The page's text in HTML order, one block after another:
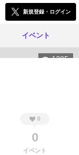
新規登録・ログイン
イベント
1285
0
0
イベント